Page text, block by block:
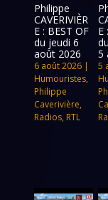
Philippe
CAVERIVIÈR
E : BEST OF
du jeudi 6
août 2026
6 août 2026 |
Humouristes,
Philippe
Caverivière,
Radios, RTL
E
5
5